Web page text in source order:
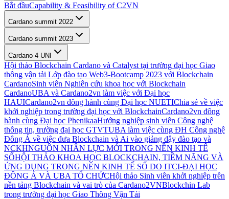
Bắt đầuCapability & Feasibility of C2VN
Cardano summit 2022
Cardano summit 2023
Cardano 4 UNI
Hội thảo Blockchain Cardano và Catalyst tại trường đại học Giao
thông vận tải Lớp đào tạo Web3-Bootcamp 2023 với Blockchain
CardanoSinh viên Nghiên cứu khoa học với Blockchain
CardanoUBA và Cardano2vn làm việc với Đại học
HAUICardano2vn đông hành cùng Đại học NUETIChia sẻ về việc
khởi nghiệp trong trường đại học với BlockchainCardano2vn đông
hành cùng Đại học PhenikaaHướng nghiệp sinh viên Công nghệ
thông tin, trường đại học GTVTUBA làm việc cùng ĐH Công nghệ
Đông Á về việc đưa Blockchain và Ai vào giảng dậy đào tạo và
NCKHNGUỒN NHÂN LỰC MỚI TRONG NỀN KINH TẾ
SỐHỘI THẢO KHOA HỌC BLOCKCHAIN, TIỀM NĂNG VÀ
ỨNG DỤNG TRONG NỀN KINH TẾ SỐ DO ITCI-ĐẠI HỌC
ĐÔNG Á VÀ UBA TỔ CHỨCHội thảo Sinh viên khởi nghiệp trên
nền tảng Blockchain và vai trò của Cardano2VNBlockchin Lab
trong trường đại học Giao Thông Vận Tải